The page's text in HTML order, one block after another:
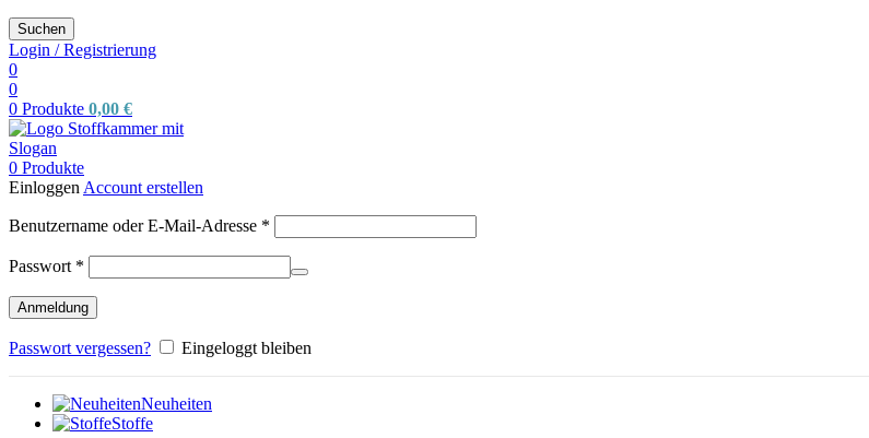
Suchen
Login / Registrierung
0
0
0 Produkte 0,00 €
0 Produkte
Einloggen Account erstellen
Benutzername oder E-Mail-Adresse *
Passwort *
Anmeldung
Passwort vergessen? Eingeloggt bleiben
Neuheiten
Stoffe